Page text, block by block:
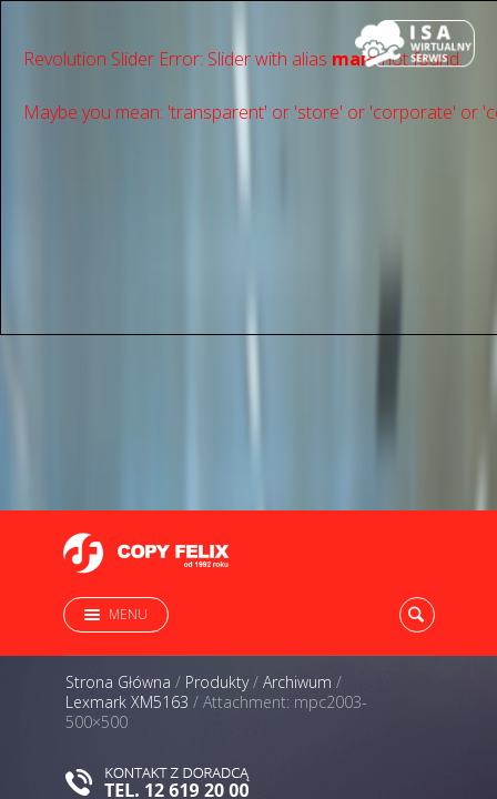
Revolution Slider Error: Slider with alias mainnot found.
Maybe you mean: 'transparent' or 'store' or 'сorporate' or
MENU
Strona Główna / Produkty/ Archiwum /
Lexmark XM5163 / Attachment: mpc2003-
500×500